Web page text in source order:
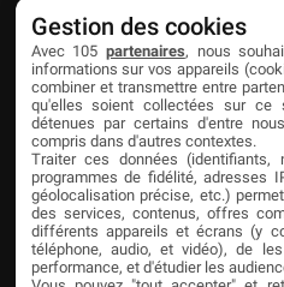
actualités et nouveautés
au football.
Découvrir
À propos
Contact
Publicité
Liens
Mentions
Cookies
Gestion des cookies
Avec 105 partenaires, nous
informations sur vos appareils
combiner et transmettre entre
qu'elles soient collectées sur
détenues par certains d'entre
compris dans d'autres contextes.
Traiter ces données (identifiants,
programmes de fidélité, adresses
géolocalisation précise, etc.)
des services, contenus, offres
différents appareils et écrans (y
téléphone, audio, et vidéo), de
performance, et d'étudier les